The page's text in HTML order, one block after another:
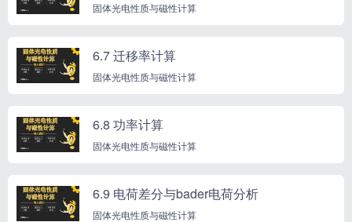
固体光电性质与磁性计算
6.7 迁移率计算
固体光电性质与磁性计算
6.8 功率计算
固体光电性质与磁性计算
6.9 电荷差分与bader电荷分析
固体光电性质与磁性计算